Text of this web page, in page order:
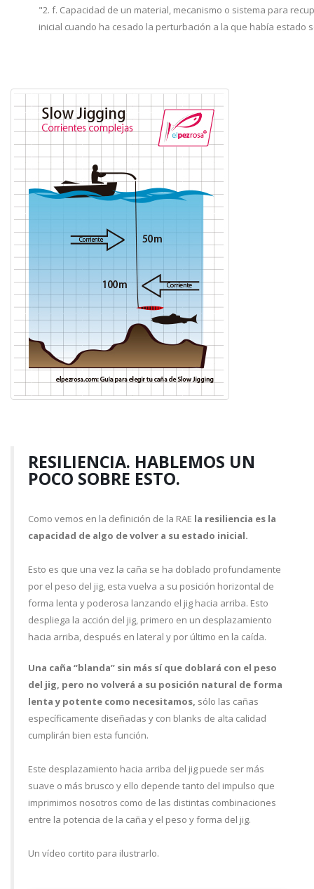
"2. f. Capacidad de un material, mecanismo o sistema para
inicial cuando ha cesado la perturbación a la que había estado
RESILIENCIA. HABLEMOS UN
POCO SOBRE ESTO.
Como vemos en la definición de la RAE la resiliencia es la
capacidad de algo de volver a su estado inicial.
Esto es que una vez la caña se ha doblado profundamente
por el peso del jig, esta vuelva a su posición horizontal de
forma lenta y poderosa lanzando el jig hacia arriba. Esto
despliega la acción del jig, primero en un desplazamiento
hacia arriba, después en lateral y por último en la caída.
Una caña “blanda” sin más sí que doblará con el peso
del jig, pero no volverá a su posición natural de forma
lenta y potente como necesitamos, sólo las cañas
específicamente diseñadas y con blanks de alta calidad
cumplirán bien esta función.
Este desplazamiento hacia arriba del jig puede ser más
suave o más brusco y ello depende tanto del impulso que
imprimimos nosotros como de las distintas combinaciones
entre la potencia de la caña y el peso y forma del jig.
Un vídeo cortito para ilustrarlo.